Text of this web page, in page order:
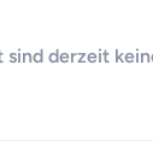
sind derzeit